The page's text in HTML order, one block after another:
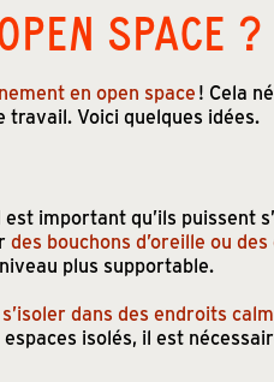
SPACE ?
en open space! Cela
travail. Voici quelques idées.
important qu’ils puissent
des bouchons d’oreille ou
plus supportable.
s’isoler dans des endroits
isolés, il est